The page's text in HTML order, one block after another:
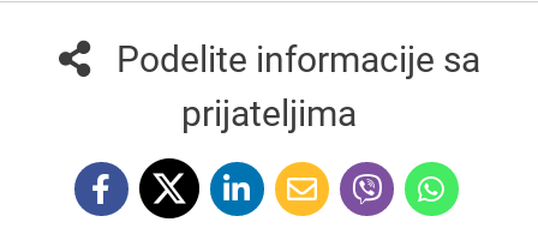
Podelite informacije sa
prijateljima